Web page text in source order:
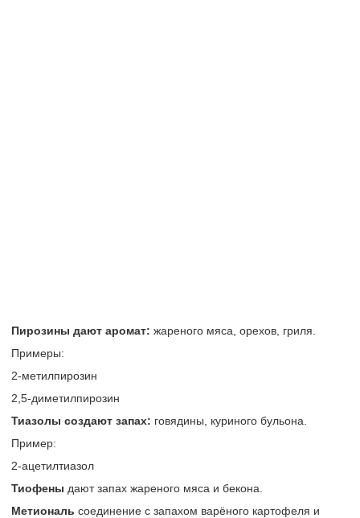
Пирозины дают аромат: жареного мяса, орехов, гриля.
Примеры:
2-метилпирозин
2,5-диметилпирозин
Тиазолы создают запах: говядины, куриного бульона.
Пример:
2-ацетилтиазол
Тиофены дают запах жареного мяса и бекона.
Метиональ соединение с запахом варёного картофеля и